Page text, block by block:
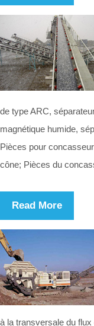
de type ARC,
magnétique humide,
Pièces pour
cône; Pièces du
Read More
à la transversale du